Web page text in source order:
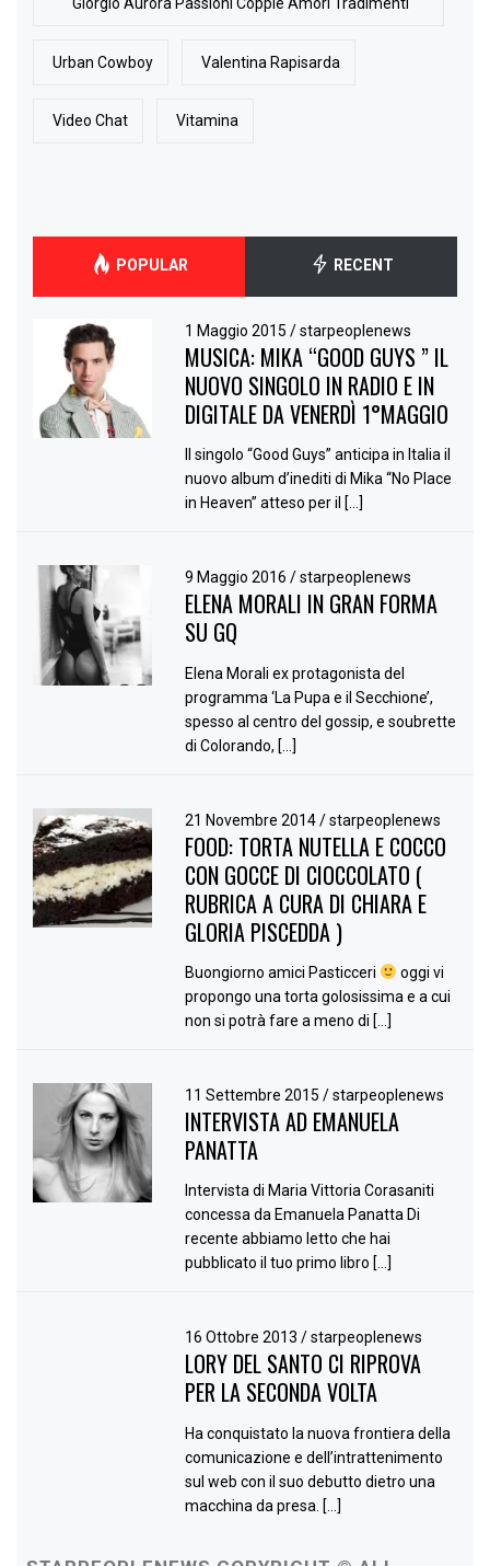
Giorgio Aurora Passioni Coppie Amori Tradimenti
Urban Cowboy Valentina Rapisarda
Video Chat Vitamina
POPULAR RECENT
1 Maggio 2015/ starpeoplenews
MUSICA: MIKA “GOOD GUYS ” IL
NUOVO SINGOLO IN RADIO E IN
DIGITALE DA VENERDÌ 1°MAGGIO
Il singolo “Good Guys” anticipa in Italia il
nuovo album d’inediti di Mika “No Place
in Heaven” atteso per il […]
9 Maggio 2016/ starpeoplenews
ELENA MORALI IN GRAN FORMA
SU GQ
Elena Morali ex protagonista del
programma ‘La Pupa e il Secchione’,
spesso al centro del gossip, e soubrette
di Colorando, […]
21 Novembre 2014/ starpeoplenews
FOOD: TORTA NUTELLA E COCCO
CON GOCCE DI CIOCCOLATO (
RUBRICA A CURA DI CHIARA E
GLORIA PISCEDDA )
Buongiorno amici Pasticceri
oggi vi
propongo una torta golosissima e a cui
non si potrà fare a meno di […]
11 Settembre 2015/ starpeoplenews
INTERVISTA AD EMANUELA
PANATTA
Intervista di Maria Vittoria Corasaniti
concessa da Emanuela Panatta Di
recente abbiamo letto che hai
pubblicato il tuo primo libro […]
16 Ottobre 2013/ starpeoplenews
LORY DEL SANTO CI RIPROVA
PER LA SECONDA VOLTA
Ha conquistato la nuova frontiera della
comunicazione e dell’intrattenimento
sul web con il suo debutto dietro una
macchina da presa. […]